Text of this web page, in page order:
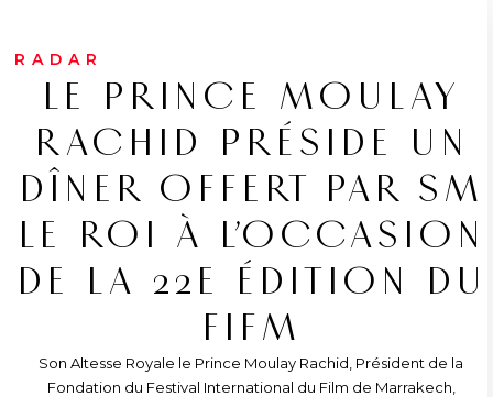
RADAR
LE PRINCE MOULAY
RACHID PRÉSIDE UN
DÎNER OFFERT PAR SM
LE ROI À L’OCCASION
DE LA 22E ÉDITION DU
FIFM
Son Altesse Royale le Prince Moulay Rachid, Président de la
Fondation du Festival International du Film de Marrakech,